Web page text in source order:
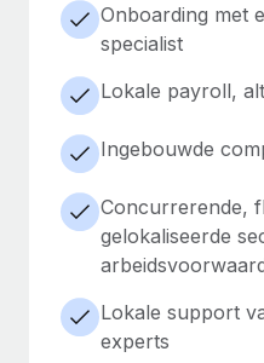
Onboarding met
specialist
Lokale payroll,
Ingebouwde
Concurrerende,
gelokaliseerde
Lokale support
experts